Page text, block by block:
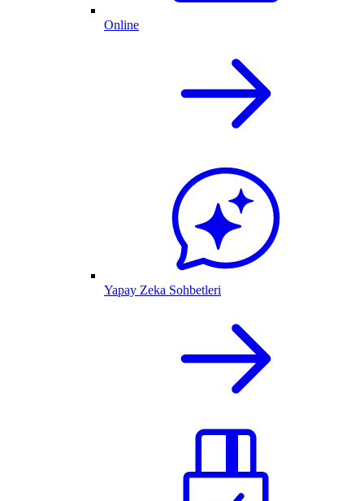
Online
Yapay Zeka Sohbetleri